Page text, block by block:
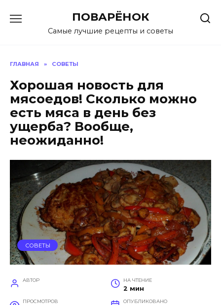
содержанию
ПОВАРЁНОК
Самые лучшие рецепты и советы
ГЛАВНАЯ » СОВЕТЫ
Хорошая новость для
мясоедов! Сколько можно
есть мяса в день без
ущерба? Вообще,
неожиданно!
СОВЕТЫ
АВТОР НА ЧТЕНИЕ
2 мин
ПРОСМОТРОВ ОПУБЛИКОВАНО